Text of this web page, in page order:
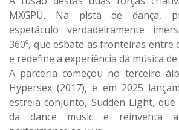
MXGPU. Na pista de dança,
espetáculo verdadeiramente
360º, que esbate as fronteiras entre
e redefine a experiência da música
A parceria começou no terceiro
Hypersex (2017), e em 2025
estreia conjunto, Sudden Light,
da dance music e reinventa